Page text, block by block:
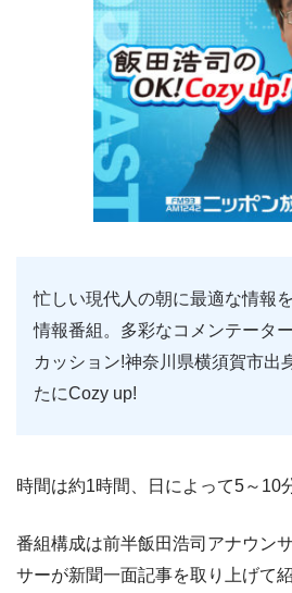
忙しい現代人の朝に最適な情報
情報番組。多彩なコメンテータ
カッション!神奈川県横須賀市出
たにCozy up!
時間は約1時間、日によって5～10
番組構成は前半飯田浩司アナウン
サーが新聞一面記事を取り上げて